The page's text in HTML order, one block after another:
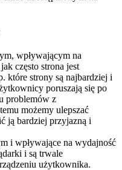
wpływającym na
często strona jest
które strony są najbardziej i
poruszają się po
problemów z
możemy ulepszać
ją bardziej przyjazną i
i wpływające na wydajność
i są trwale
użytkownika.